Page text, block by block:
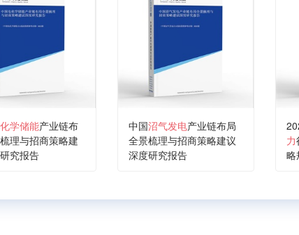
学储能产业链布
理与招商策略建
究报告
中国沼气发电产业链布局
全景梳理与招商策略建议
深度研究报告
力
略